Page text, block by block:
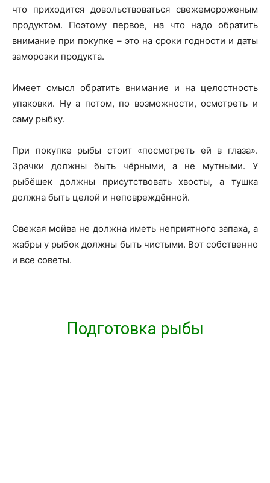
что приходится довольствоваться свежемороженым
продуктом. Поэтому первое, на что надо обратить
внимание при покупке – это на сроки годности и даты
заморозки продукта.
Имеет смысл обратить внимание и на целостность
упаковки. Ну а потом, по возможности, осмотреть и
саму рыбку.
При покупке рыбы стоит «посмотреть ей в глаза».
Зрачки должны быть чёрными, а не мутными. У
рыбёшек должны присутствовать хвосты, а тушка
должна быть целой и неповреждённой.
Свежая мойва не должна иметь неприятного запаха, а
жабры у рыбок должны быть чистыми. Вот собственно
и все советы.
Подготовка рыбы